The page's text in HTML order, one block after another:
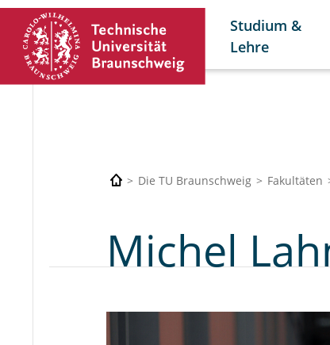
Studium &
Lehre
Die TU Braunschweig Fakultäten
Michel